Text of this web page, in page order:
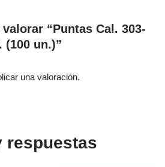
“Puntas Cal. 303-
(100 un.)”
una valoración.
respuestas